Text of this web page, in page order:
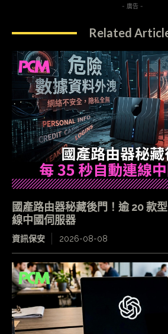
- 廣告 -
Related
國產路由器秘藏後門！逾 20 款
線中國伺服器
資訊保安 2026-08-08